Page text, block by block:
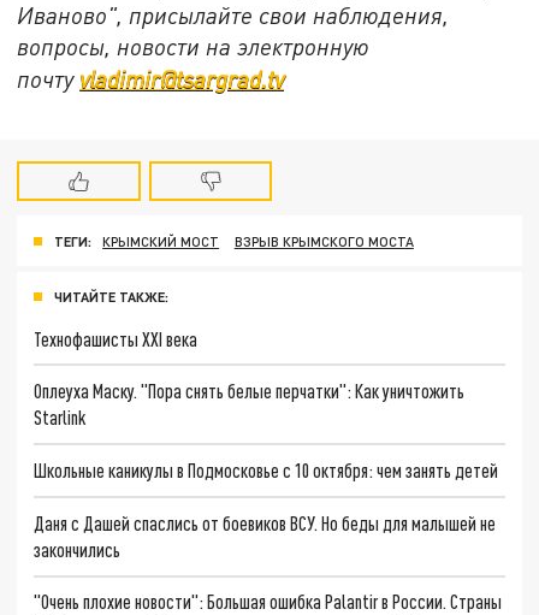
Иваново", присылайте свои наблюдения,
вопросы, новости на электронную
почту vladimir@tsargrad.tv
ТЕГИ: КРЫМСКИЙ МОСТ ВЗРЫВ КРЫМСКОГО МОСТА
ЧИТАЙТЕ ТАКЖЕ:
Технофашисты XXI века
Оплеуха Маску. "Пора снять белые перчатки": Как уничтожить
Starlink
Школьные каникулы в Подмосковье с 10 октября: чем занять детей
Даня с Дашей спаслись от боевиков ВСУ. Но беды для малышей не
закончились
"Очень плохие новости": Большая ошибка Palantir в России. Страны